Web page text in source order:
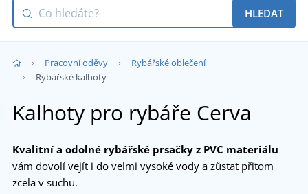
HLEDAT
Pracovní oděvy
Rybářské oblečení
Rybářské kalhoty
Kalhoty pro rybáře Cerva
Kvalitní a odolné rybářské prsačky z PVC materiálu
vám dovolí vejít i do velmi vysoké vody a zůstat přitom
zcela v suchu.